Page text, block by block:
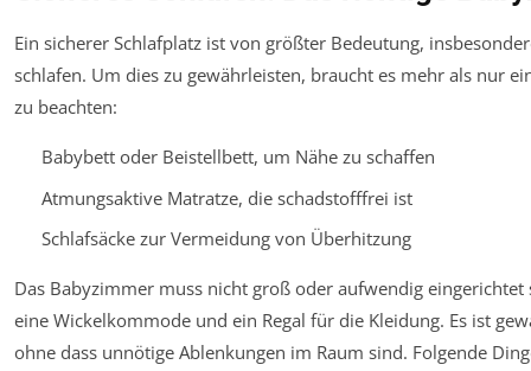
Ein sicherer Schlafplatz ist von größter Bedeutung,
schlafen. Um dies zu gewährleisten, braucht es mehr als nur
zu beachten:
Babybett oder Beistellbett, um Nähe zu schaffen
Atmungsaktive Matratze, die schadstofffrei ist
Schlafsäcke zur Vermeidung von Überhitzung
Das Babyzimmer muss nicht groß oder aufwendig
eine Wickelkommode und ein Regal für die Kleidung. Es ist
ohne dass unnötige Ablenkungen im Raum sind. Folgende